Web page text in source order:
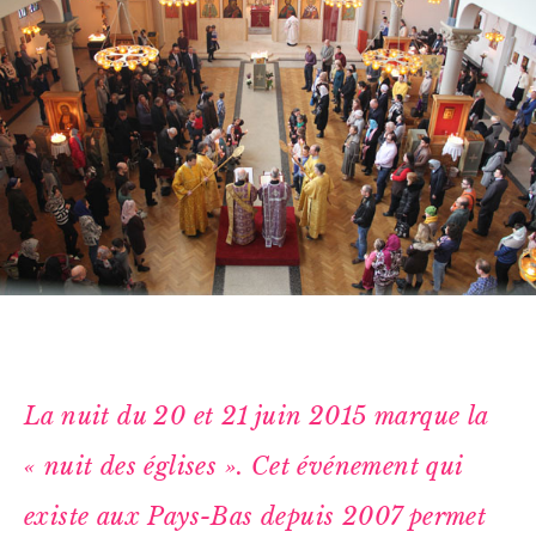
La nuit du 20 et 21 juin 2015 marque la
« nuit des églises ». Cet événement qui
existe aux Pays-Bas depuis 2007 permet